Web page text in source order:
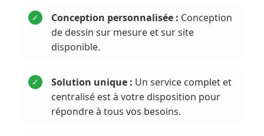
✓ Conception personnalisée : Conception
de dessin sur mesure et sur site
disponible.
✓ Solution unique : Un service complet et
centralisé est à votre disposition pour
répondre à tous vos besoins.